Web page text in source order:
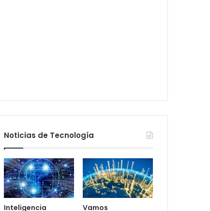
Noticias de Tecnología
Inteligencia
Vamos